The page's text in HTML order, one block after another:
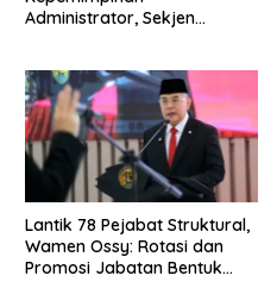
Administrator, Sekjen
Hasilkan Kerja Berdampak
bagi Masyarakat
Lantik 78 Pejabat Struktural,
Wamen Ossy: Rotasi dan
Promosi Jabatan Bentuk